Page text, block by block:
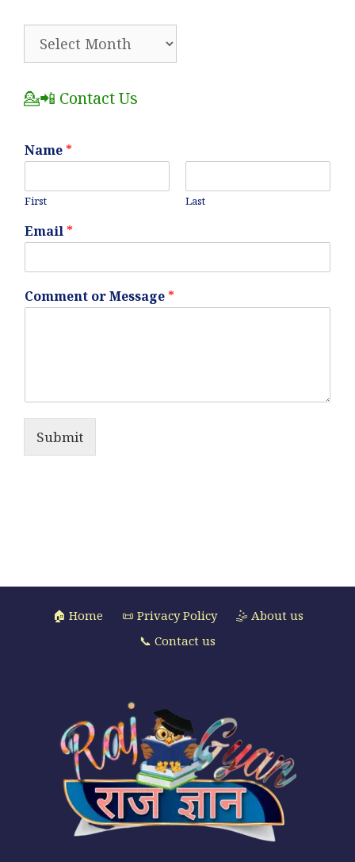
💁📲 Contact Us
Name *
First Last
Email *
Comment or Message *
Submit
🏠 Home 📜 Privacy Policy
🤹 About us
📞 Contact us